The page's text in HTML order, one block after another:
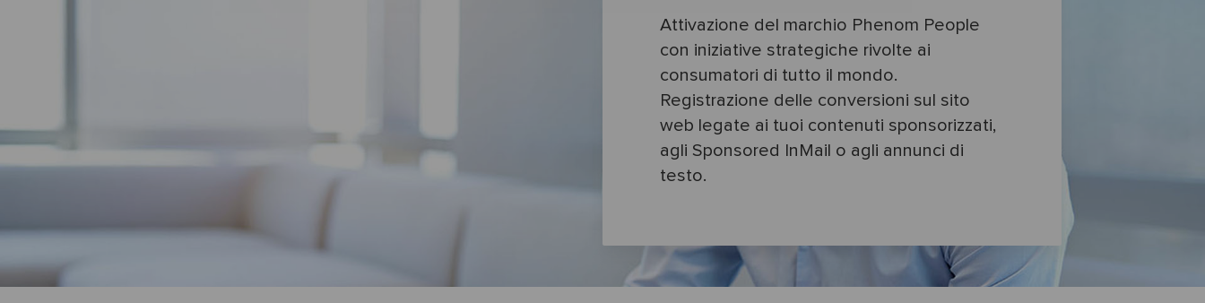
Attivazione del marchio Phenom People
con iniziative strategiche rivolte ai
consumatori di tutto il mondo.
Registrazione delle conversioni sul sito
web legate ai tuoi contenuti sponsorizzati,
agli Sponsored InMail o agli annunci di
testo.